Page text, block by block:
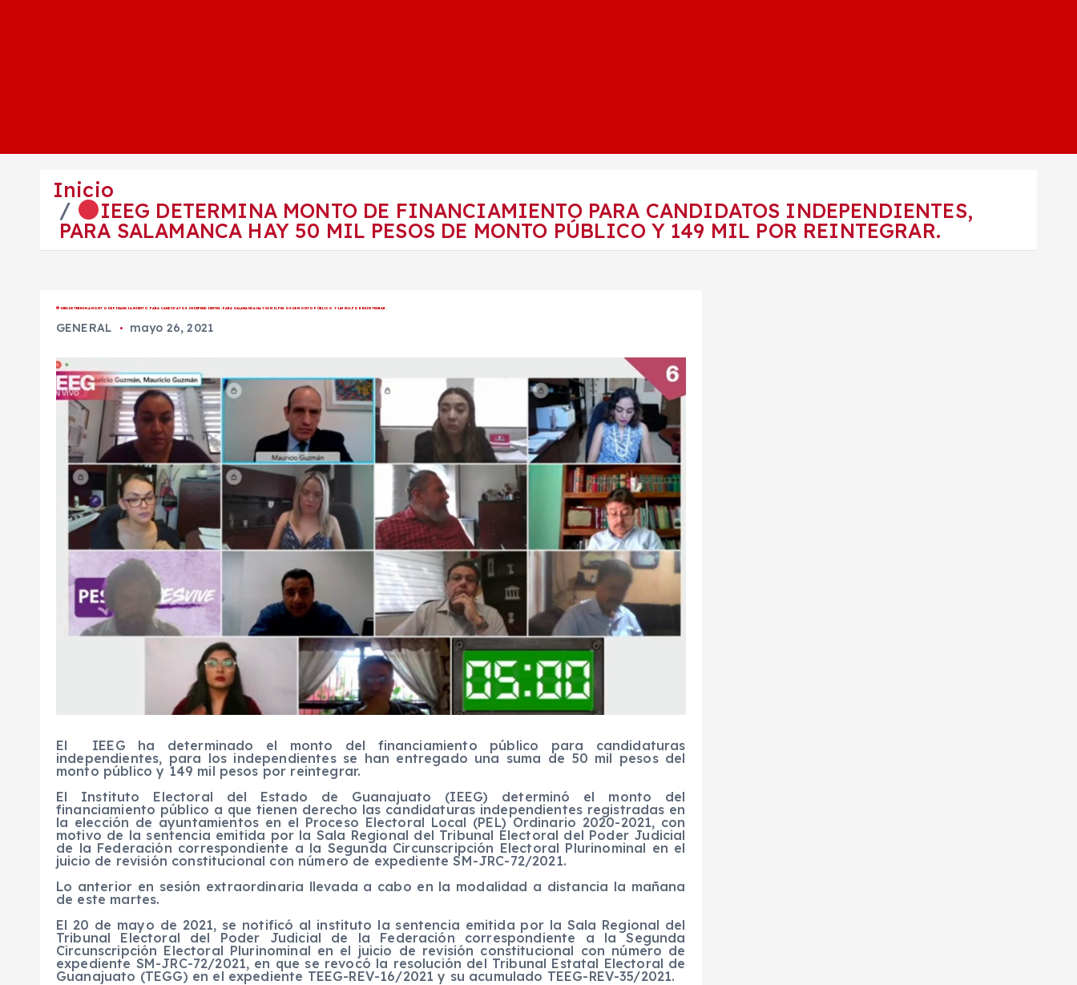
Inicio
IEEG DETERMINA MONTO DE FINANCIAMIENTO PARA CANDIDATOS INDEPENDIENTES,
PARA SALAMANCA HAY 50 MIL PESOS DE MONTO PÚBLICO Y 149 MIL POR REINTEGRAR.
IEEG DETERMINA MONTO DE FINANCIAMIENTO PARA CANDIDATOS INDEPENDIENTES, PARA SALAMANCA HAY 50 MIL PESOS DE MONTO PÚBLICO Y 149 MIL POR REINTEGRAR.
GENERAL mayo 26, 2021
El IEEG ha determinado el monto del financiamiento público para candidaturas
independientes, para los independientes se han entregado una suma de 50 mil pesos del
monto público y 149 mil pesos por reintegrar.
El Instituto Electoral del Estado de Guanajuato (IEEG) determinó el monto del
financiamiento público a que tienen derecho las candidaturas independientes registradas en
la elección de ayuntamientos en el Proceso Electoral Local (PEL) Ordinario 2020-2021, con
motivo de la sentencia emitida por la Sala Regional del Tribunal Electoral del Poder Judicial
de la Federación correspondiente a la Segunda Circunscripción Electoral Plurinominal en el
juicio de revisión constitucional con número de expediente SM-JRC-72/2021.
Lo anterior en sesión extraordinaria llevada a cabo en la modalidad a distancia la mañana
de este martes.
El 20 de mayo de 2021, se notificó al instituto la sentencia emitida por la Sala Regional del
Tribunal Electoral del Poder Judicial de la Federación correspondiente a la Segunda
Circunscripción Electoral Plurinominal en el juicio de revisión constitucional con número de
expediente SM-JRC-72/2021, en que se revocó la resolución del Tribunal Estatal Electoral de
Guanajuato (TEGG) en el expediente TEEG-REV-16/2021 y su acumulado TEEG-REV-35/2021.